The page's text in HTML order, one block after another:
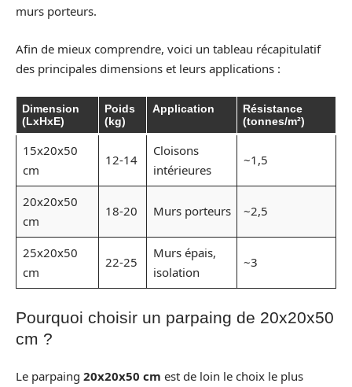
murs porteurs.
Afin de mieux comprendre, voici un tableau récapitulatif
des principales dimensions et leurs applications :
Dimension
(LxHxE)
Poids
(kg)
Application
Résistance
(tonnes/m²)
15x20x50
cm
12-14
Cloisons
intérieures
~1,5
20x20x50
cm
18-20 Murs porteurs ~2,5
25x20x50
cm
22-25
Murs épais,
isolation
~3
Pourquoi choisir un parpaing de 20x20x50
cm ?
Le parpaing 20x20x50 cm est de loin le choix le plus